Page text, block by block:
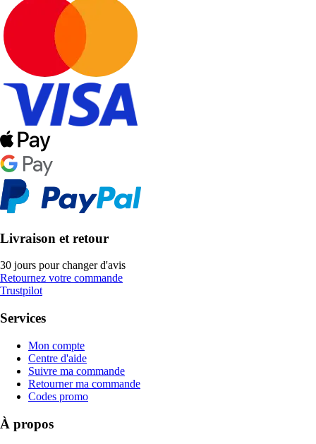
Livraison et retour
30 jours pour changer d'avis
Retournez votre commande
Trustpilot
Services
Mon compte
Centre d'aide
Suivre ma commande
Retourner ma commande
Codes promo
À propos